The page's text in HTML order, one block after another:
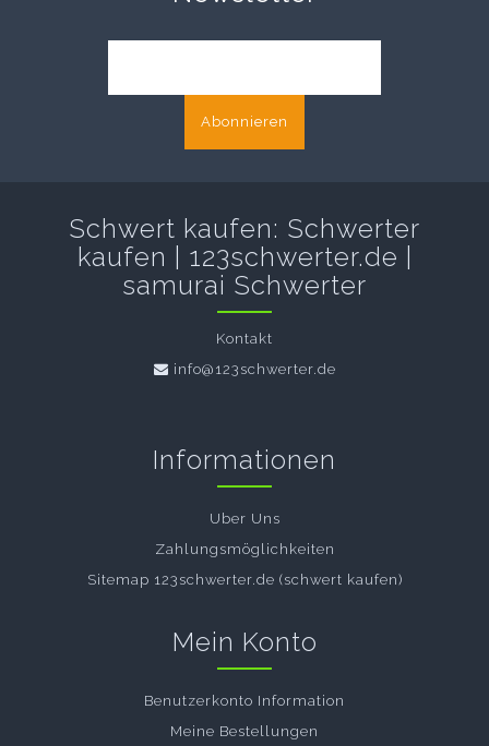
Abonnieren
Schwert kaufen: Schwerter
kaufen | 123schwerter.de |
samurai Schwerter
Kontakt
info@123schwerter.de
Informationen
Uber Uns
Zahlungsmöglichkeiten
Sitemap 123schwerter.de (schwert kaufen)
Mein Konto
Benutzerkonto Information
Meine Bestellungen